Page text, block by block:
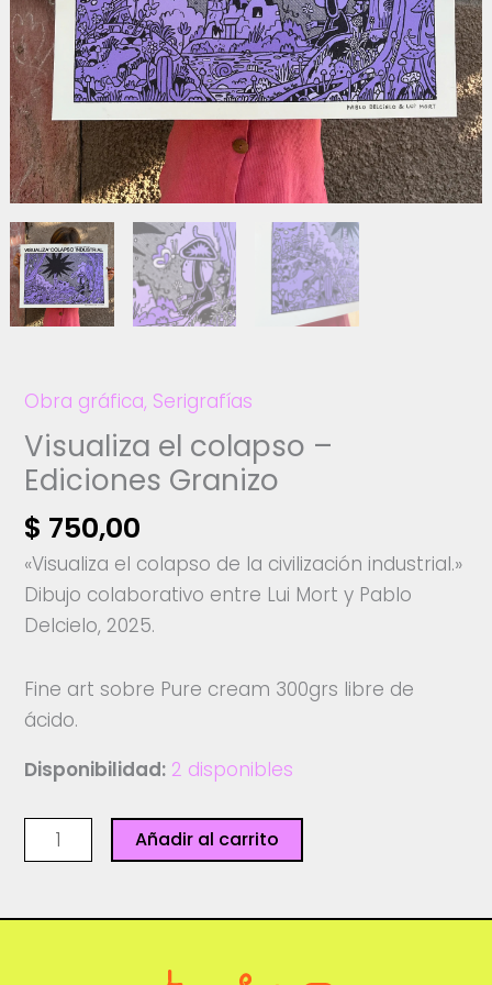
Obra gráfica, Serigrafías
Visualiza el colapso –
Ediciones Granizo
$ 750,00
«Visualiza el colapso de la civilización industrial.»
Dibujo colaborativo entre Lui Mort y Pablo
Delcielo, 2025.
Fine art sobre Pure cream 300grs libre de
ácido.
Disponibilidad: 2 disponibles
Visualiza
el
-
Añadir al carrito